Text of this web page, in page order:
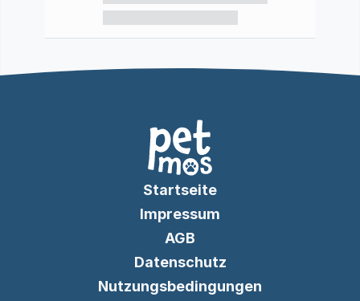
Startseite
Impressum
AGB
Datenschutz
Nutzungsbedingungen